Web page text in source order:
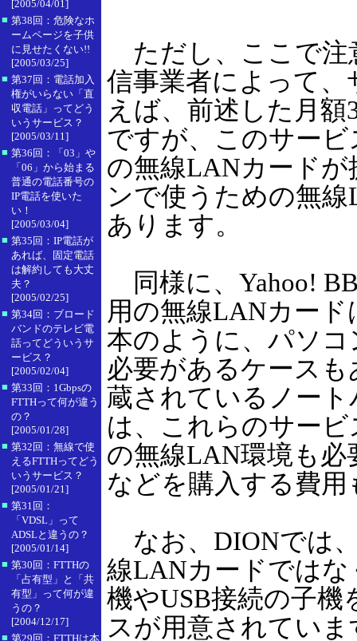
[2005/04/01]
■ 第38回：危険なホ
ームページを子供
に見せたくない!!
[2005/03/25]
■ 第37回：電話加入
権がいらない「直
収電話」ってどう
いうサービス？
[2005/03/11]
■ 第36回：「03」や
「06」から始まる
普通の電話番号の
IP電話を使いた
い！
[2005/03/04]
■ 第35回：IP電話が
あれば、固定電話
は解約しても大丈
夫？
[2005/02/25]
■ 第34回：ブロード
バンドのテレビ電
話ってどういうサ
ービス？
[2005/02/04]
■ 第33回：1Gbpsの
FTTHって何が違う
の？
[2005/01/28]
■ 第32回：無線で使
えるFTTHってどう
いうサービス？
[2005/01/21]
■ 第31回：
「VDSL」って
ADSLと違うの？
[2005/01/14]
■ 第30回：FTTHの
「占有型」と「共
有型」って何が違
うの？
[2004/12/17]
■ 第29回：FTTHは本
ただし、ここで注
信事業者によって
えば、前述した月
ですが、このサー
の無線LANカード
ンで使うための無
あります。
同様に、Yahoo!
用の無線LANカー
本のように、パソ
必要があるケース
蔵されているノー
は、これらのサー
の無線LAN環境も
などを購入する費
なお、DIONでは
線LANカードでは
機やUSB接続の子
スが用意されてい